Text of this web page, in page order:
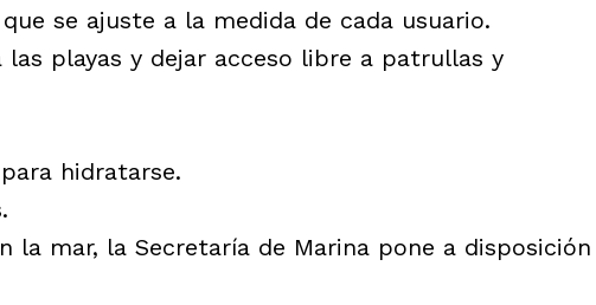
se ajuste a la medida de cada usuario.
playas y dejar acceso libre a patrullas y
hidratarse.
la mar, la Secretaría de Marina pone a disposición